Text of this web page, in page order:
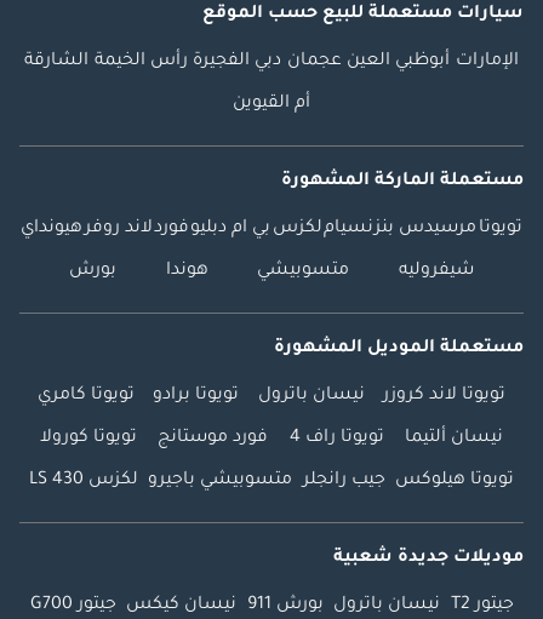
سيارات مستعملة للبيع حسب الموقع
الإمارات أبوظبي العين عجمان دبي الفجيرة رأس الخيمة الشارقة
أم القيوين
مستعملة الماركة المشهورة
تويوتا مرسيدس بنزنسياملكزس بي ام دبليوفوردلاند روفرهيونداي
شيفروليه متسوبيشي هوندا بورش
مستعملة الموديل المشهورة
تويوتا لاند كروزر نيسان باترول تويوتا برادو تويوتا كامري
نيسان ألتيما تويوتا راف 4 فورد موستانج تويوتا كورولا
تويوتا هيلوكس جيب رانجلر متسوبيشي باجيرو لكزس LS 430
موديلات جديدة شعبية
جيتور T2 نيسان باترول بورش 911 نيسان كيكس جيتور G700